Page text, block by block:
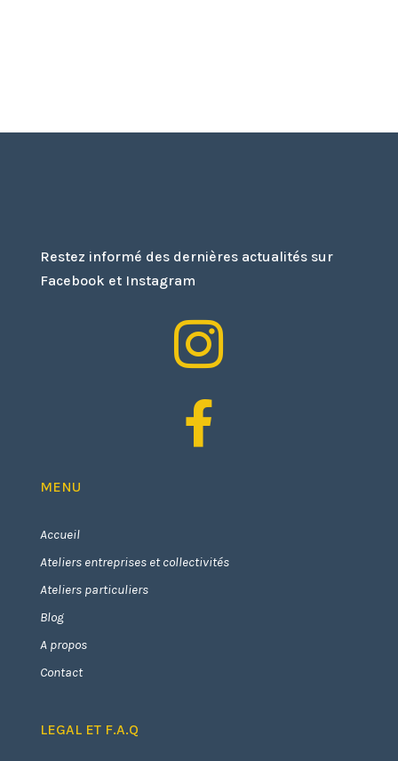
Restez informé des dernières actualités sur
Facebook et Instagram


MENU
Accueil
Ateliers entreprises et collectivités
Ateliers particuliers
Blog
A propos
Contact
LEGAL ET F.A.Q